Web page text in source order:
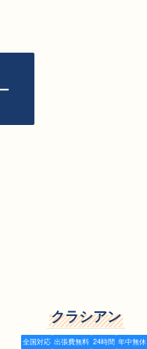
クラシアン
全国対応 出張費無料 24時間 年中無休